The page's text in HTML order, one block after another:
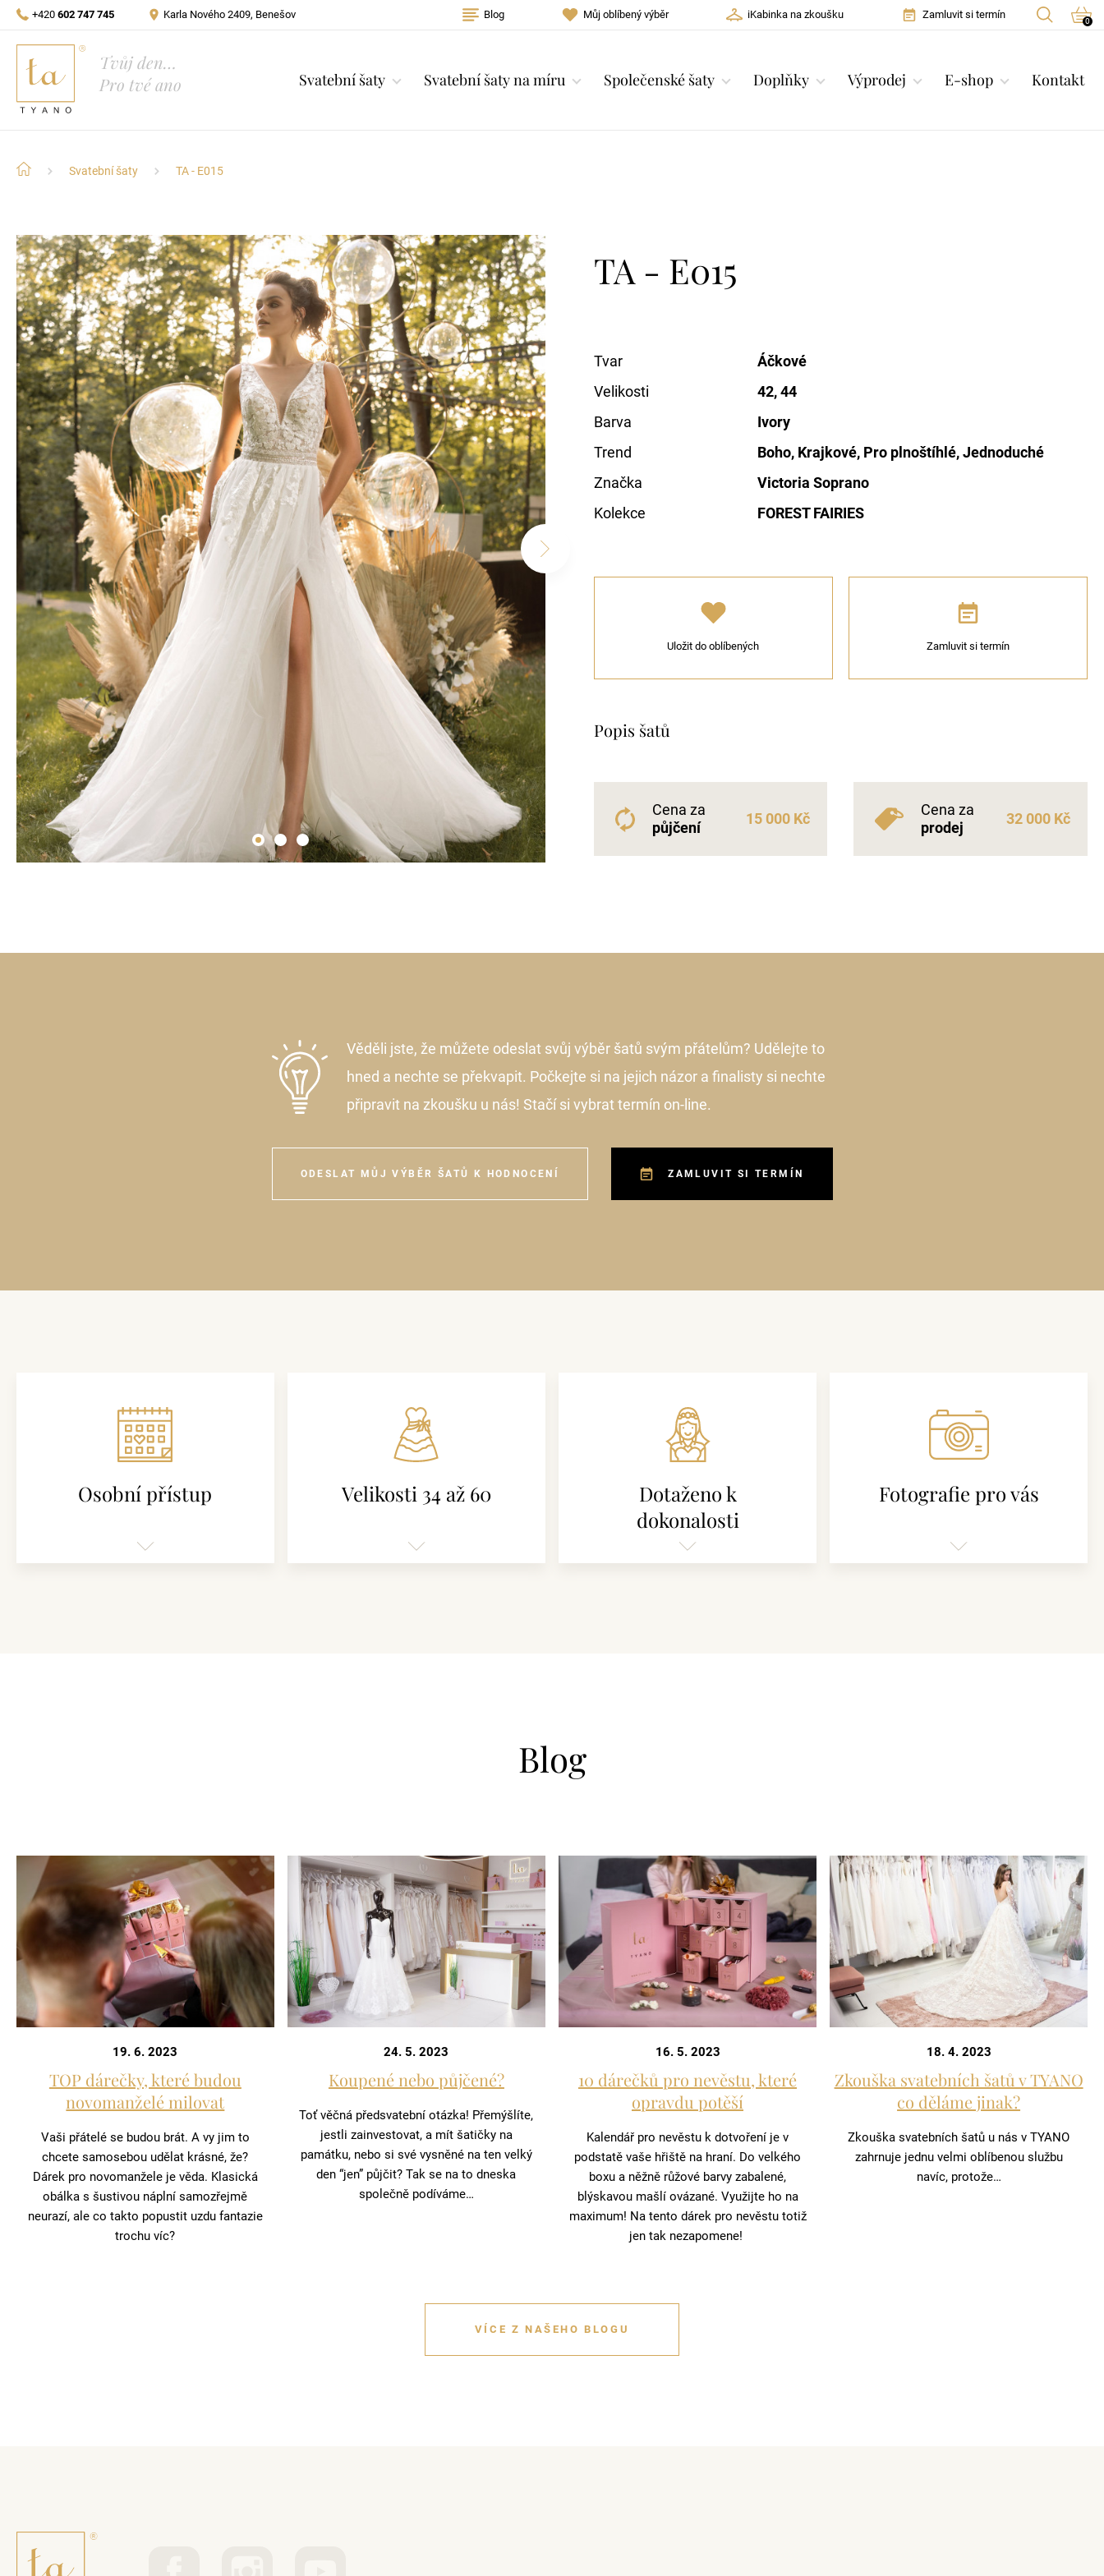
+420 602 747 745 Karla Nového 2409, Benešov
Tvůj den…
Pro tvé ano
Blog Můj oblíbený výběr iKabinka na zkoušku Zamluvit si termín
Svatební šaty Svatební šaty na míru Společenské šaty Doplňky Výprodej E-shop Kontakt
0
Svatební šaty TA - E015
TA - E015
Tvar
Áčkové
Velikosti
42, 44
Barva
Ivory
Trend
Boho, Krajkové, Pro plnoštíhlé, Jednoduché
Značka
Victoria Soprano
Kolekce
FOREST FAIRIES
Uložit do oblíbených Zamluvit si termín
Popis šatů
Cena za
půjčení
15 000 Kč
Cena za
prodej
32 000 Kč
Věděli jste, že můžete odeslat svůj výběr šatů svým přátelům? Udělejte to
hned a nechte se překvapit. Počkejte si na jejich názor a finalisty si nechte
připravit na zkoušku u nás! Stačí si vybrat termín on-line.
ODESLAT MŮJ VÝBĚR ŠATŮ K HODNOCENÍ ZAMLUVIT SI TERMÍN
Osobní přístup Velikosti 34 až 60
Dotaženo k
dokonalosti
Fotografie pro vás
Blog
19. 6. 2023
TOP dárečky, které budou
novomanželé milovat
Vaši přátelé se budou brát. A vy jim to
chcete samosebou udělat krásné, že?
Dárek pro novomanžele je věda. Klasická
obálka s šustivou náplní samozřejmě
neurazí, ale co takto popustit uzdu fantazie
trochu víc?
24. 5. 2023
Koupené nebo půjčené?
Toť věčná předsvatební otázka! Přemýšlíte,
jestli zainvestovat, a mít šatičky na
památku, nebo si své vysněné na ten velký
den “jen” půjčit? Tak se na to dneska
společně podíváme…
16. 5. 2023
10 dárečků pro nevěstu, které
opravdu potěší
Kalendář pro nevěstu k dotvoření je v
podstatě vaše hřiště na hraní. Do velkého
boxu a něžně růžové barvy zabalené,
blýskavou mašlí ovázané. Využijte ho na
maximum! Na tento dárek pro nevěstu totiž
jen tak nezapomene!
18. 4. 2023
Zkouška svatebních šatů v TYANO
co děláme jinak?
Zkouška svatebních šatů u nás v TYANO
zahrnuje jednu velmi oblíbenou službu
navíc, protože…
VÍCE Z NAŠEHO BLOGU